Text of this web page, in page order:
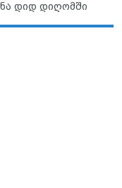
დიდ დიღომში